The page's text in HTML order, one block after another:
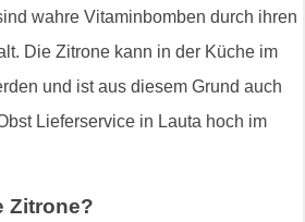
wahre Vitaminbomben durch ihren
Die Zitrone kann in der Küche im
und ist aus diesem Grund auch
Lieferservice in Lauta hoch im
Zitrone?